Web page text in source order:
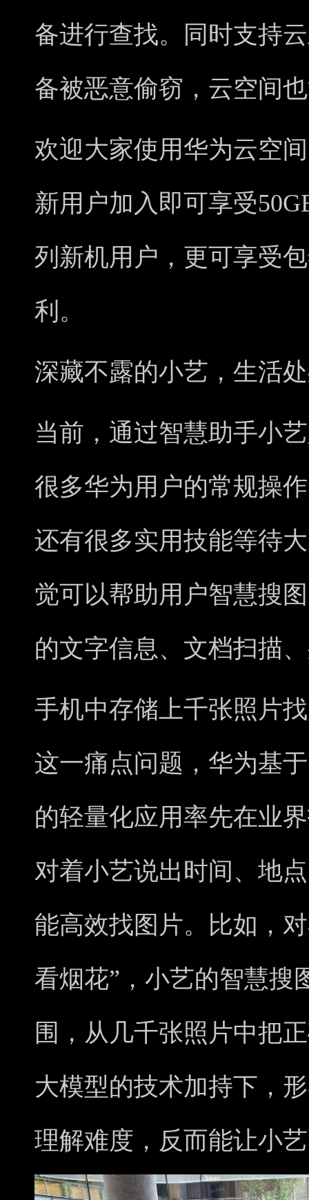
备进行查找。同时支持
备被恶意偷窃，云空间
欢迎大家使用华为云空
新用户加入即可享受
列新机用户，更可享受
利。
深藏不露的小艺， 生活
当前，通过智慧助手小
很多华为用户的常规操
还有很多实用技能等待
觉可以帮助用户智慧搜
的文字信息、文档扫描
手机中存储上千张照片
这一痛点问题，华为基
的轻量化应用率先在业
对着小艺说出时间、地
能高效找图片。比如，
看烟花”，小艺的智慧搜
围，从几千张照片中把
大模型的技术加持下，
理解难度，反而能让小